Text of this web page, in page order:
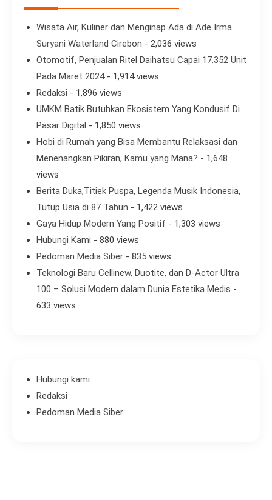
Wisata Air, Kuliner dan Menginap Ada di Ade Irma
Suryani Waterland Cirebon - 2,036 views
Otomotif, Penjualan Ritel Daihatsu Capai 17.352 Unit
Pada Maret 2024- 1,914 views
Redaksi - 1,896 views
UMKM Batik Butuhkan Ekosistem Yang Kondusif Di
Pasar Digital - 1,850 views
Hobi di Rumah yang Bisa Membantu Relaksasi dan
Menenangkan Pikiran, Kamu yang Mana? - 1,648
views
Berita Duka,Titiek Puspa, Legenda Musik Indonesia,
Tutup Usia di 87 Tahun - 1,422 views
Gaya Hidup Modern Yang Positif - 1,303 views
Hubungi Kami - 880 views
Pedoman Media Siber - 835 views
Teknologi Baru Cellinew, Duotite, dan D-Actor Ultra
100 – Solusi Modern dalam Dunia Estetika Medis -
633 views
Hubungi kami
Redaksi
Pedoman Media Siber